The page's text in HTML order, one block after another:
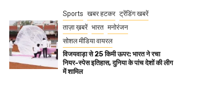
Sports खबर हटकर ट्रेंडिंग खबरें
ताज़ा ख़बरें भारत मनोरंजन
सोशल मीडिया वायरल
विजयवाड़ा से 25 किमी ऊपर: भारत ने रचा
नियर-स्पेस इतिहास, दुनिया के पांच देशों की लीग
में शामिल